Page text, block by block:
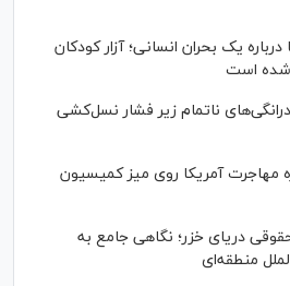
یک بحران انسانی؛ آزار کودکان
شده است
ناتمام زیر فشار نسل‌کشی
مهاجرت آمریکا روی میز کمیسیون
دریای خزر؛ نگاهی جامع به
منطقه‌ای